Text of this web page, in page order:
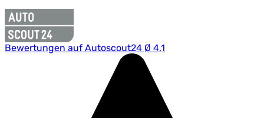
Bewertungen auf Autoscout24 Ø 4,1